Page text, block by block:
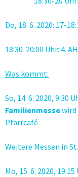
Do, 18. 6. 2020: 17-
18:30-20:00 Uhr: 4.
Was kommt:
So, 14. 6. 2020, 9:30
Familienmessewird
Pfarrcafé
Weitere Messen in
Mo, 15. 6. 2020, 19:15